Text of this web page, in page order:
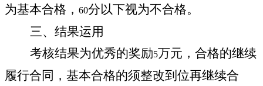
为基本合格， 60分以下视为不合格。
三、结果运用
考核结果为优秀的奖励5万元，合格的继续
履行合同，基本合格的须整改到位再继续合